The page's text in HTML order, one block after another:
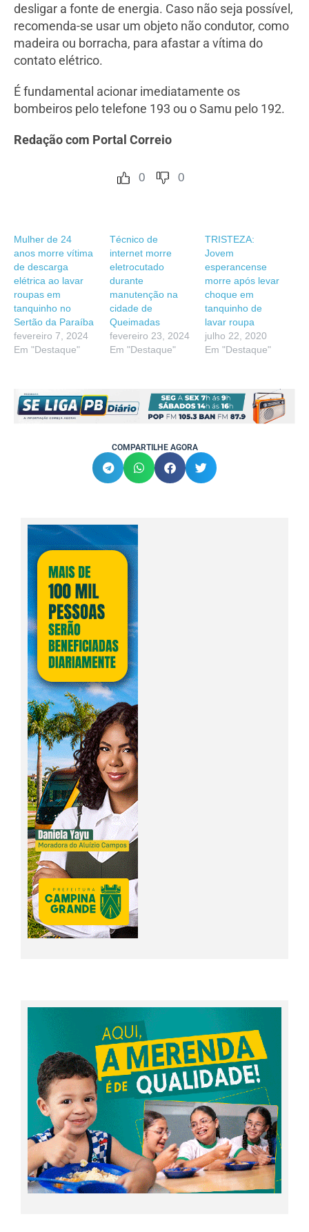
desligar a fonte de energia. Caso não seja possível,
recomenda-se usar um objeto não condutor, como
madeira ou borracha, para afastar a vítima do
contato elétrico.
É fundamental acionar imediatamente os
bombeiros pelo telefone 193 ou o Samu pelo 192.
Redação com Portal Correio
0 0
Mulher de 24
anos morre vítima
de descarga
elétrica ao lavar
roupas em
tanquinho no
Sertão da Paraíba
fevereiro 7, 2024
Em "Destaque"
Técnico de
internet morre
eletrocutado
durante
manutenção na
cidade de
Queimadas
fevereiro 23, 2024
Em "Destaque"
TRISTEZA:
Jovem
esperancense
morre após levar
choque em
tanquinho de
lavar roupa
julho 22, 2020
Em "Destaque"
COMPARTILHE AGORA